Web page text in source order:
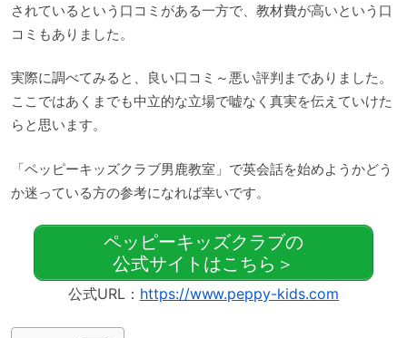
されているという口コミがある一方で、教材費が高いという口
コミもありました。
実際に調べてみると、良い口コミ～悪い評判までありました。
ここではあくまでも中立的な立場で嘘なく真実を伝えていけた
らと思います。
「ペッピーキッズクラブ男鹿教室」で英会話を始めようかどう
か迷っている方の参考になれば幸いです。
ペッピーキッズクラブの
公式サイトはこちら＞
公式URL： https://www.peppy-kids.com